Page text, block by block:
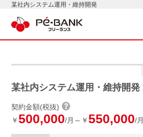
某社内システム運用・維持開発
某社内システム運用・維持開発
契約金額(税抜)
￥500,000/月～￥550,000/月